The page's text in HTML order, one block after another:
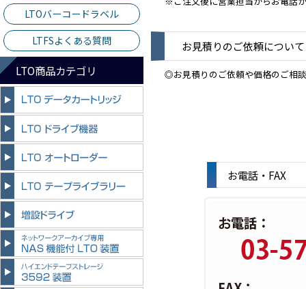
LTOバーコードラベル
LTFSよくある質問
LTO商品カテゴリ
お見積りのご依頼について
◎お見積りのご依頼や価格のご相
お電話・FAX